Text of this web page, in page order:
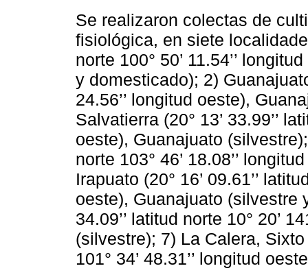
Se realizaron colectas de
fisiológica, en siete
norte 100° 50’ 11.54’’
y domesticado); 2)
24.56’’ longitud oeste),
Salvatierra (20° 13’ 33.99’’
oeste), Guanajuato (silvestre);
norte 103° 46’ 18.08’’
Irapuato (20° 16’ 09.61’’
oeste), Guanajuato (silvestre
34.09’’ latitud norte 10° 20’
(silvestre); 7) La Calera, Sixto
101° 34’ 48.31’’ longitud